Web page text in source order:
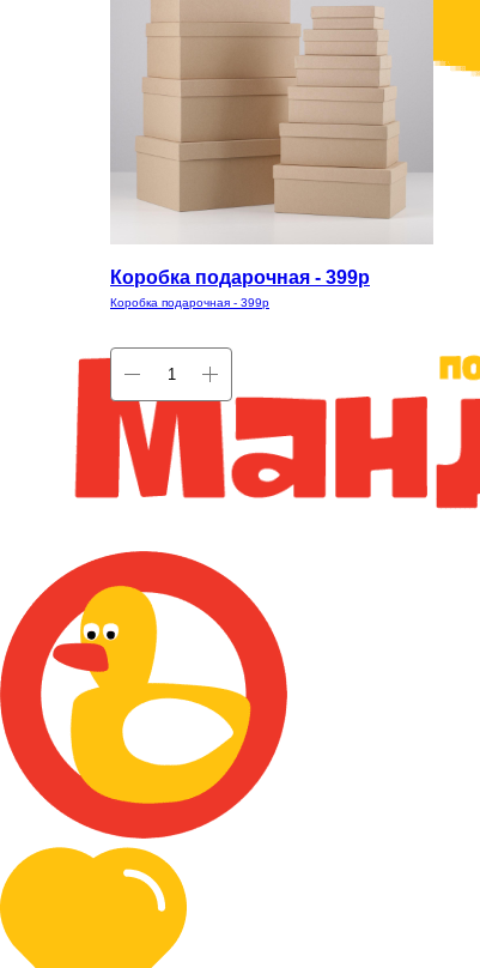
Коробка подарочная - 399р
Коробка подарочная - 399р